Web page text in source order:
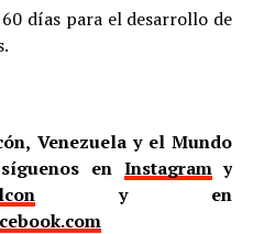
días para el desarrollo de
Venezuela y el Mundo
síguenos en Instagramy
y en